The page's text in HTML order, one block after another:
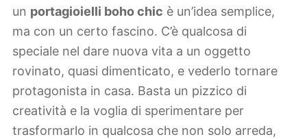
un portagioielli boho chic è un’idea semplice,
ma con un certo fascino. C’è qualcosa di
speciale nel dare nuova vita a un oggetto
rovinato, quasi dimenticato, e vederlo tornare
protagonista in casa. Basta un pizzico di
creatività e la voglia di sperimentare per
trasformarlo in qualcosa che non solo arreda,